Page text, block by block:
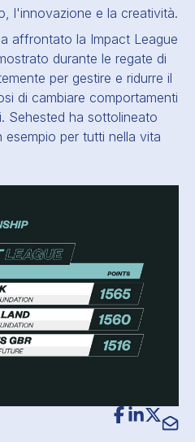
l'innovazione e la creatività.
affrontato la Impact League
durante le regate di
per gestire e ridurre il
di cambiare comportamenti
Sehested ha sottolineato
per tutti nella vita